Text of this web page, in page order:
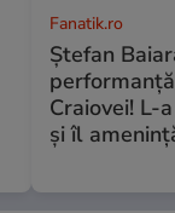
Fanatik.ro
Ștefan
Craiovei! L-
și îl